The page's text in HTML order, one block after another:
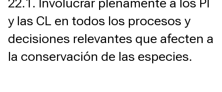
22.1. Involucrar plenamente a los PI
y las CL en todos los procesos y
decisiones relevantes que afecten a
la conservación de las especies.